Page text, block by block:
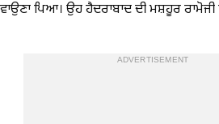
ਪਿਆ। ਉਹ ਹੈਦਰਾਬਾਦ ਦੀ ਮਸ਼ਹੂਰ ਰਾਮੋਜੀ
ADVERTISEMENT